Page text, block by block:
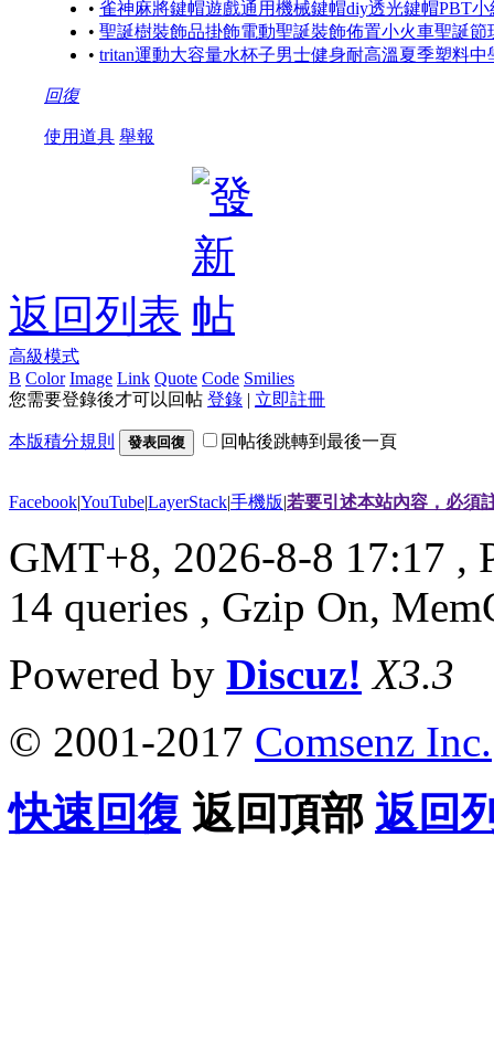
• 雀神麻將鍵帽遊戲通用機械鍵帽diy透光鍵帽PBT小
• 聖誕樹裝飾品掛飾電動聖誕裝飾佈置小火車聖誕節
• tritan運動大容量水杯子男士健身耐高溫夏季塑料中
回復
使用道具 舉報
返回列表
高級模式
B Color Image Link Quote Code Smilies
您需要登錄後才可以回帖 登錄 | 立即註冊
本版積分規則 發表回復 回帖後跳轉到最後一頁
Facebook|YouTube|LayerStack|手機版|若要引述本站內容，必須
GMT+8, 2026-8-8 17:17 ,
14 queries , Gzip On,
Powered by Discuz! X3.3
© 2001-2017 Comsenz Inc.
快速回復 返回頂部 返回